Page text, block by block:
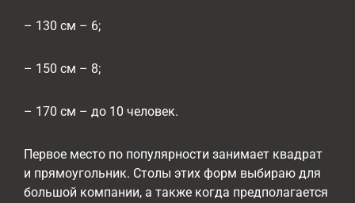
– 130 см – 6;
– 150 см – 8;
– 170 см – до 10 человек.
Первое место по популярности занимает квадрат
и прямоугольник. Столы этих форм выбираю для
большой компании, а также когда предполагается